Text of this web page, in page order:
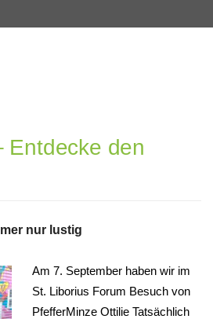
Entdecke den
nur lustig
Am 7. September haben wir im
St. Liborius Forum Besuch von
PfefferMinze Ottilie Tatsächlich